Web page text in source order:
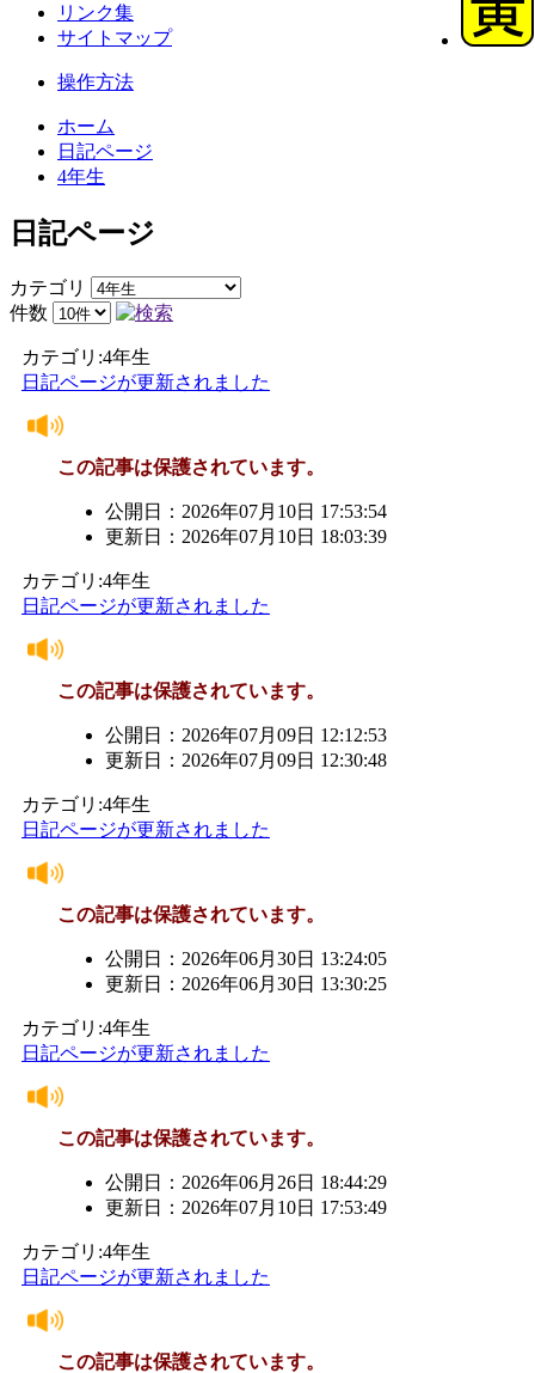
リンク集
サイトマップ
操作方法
ホーム
日記ページ
4年生
日記ページ
カテゴリ
件数
カテゴリ:4年生
日記ページが更新されました
この記事は保護されています。
公開日：2026年07月10日 17:53:54
更新日：2026年07月10日 18:03:39
カテゴリ:4年生
日記ページが更新されました
この記事は保護されています。
公開日：2026年07月09日 12:12:53
更新日：2026年07月09日 12:30:48
カテゴリ:4年生
日記ページが更新されました
この記事は保護されています。
公開日：2026年06月30日 13:24:05
更新日：2026年06月30日 13:30:25
カテゴリ:4年生
日記ページが更新されました
この記事は保護されています。
公開日：2026年06月26日 18:44:29
更新日：2026年07月10日 17:53:49
カテゴリ:4年生
日記ページが更新されました
この記事は保護されています。